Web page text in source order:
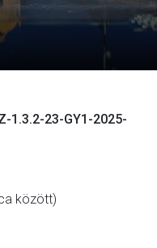
1.3.2-23-GY1-2025-
között)